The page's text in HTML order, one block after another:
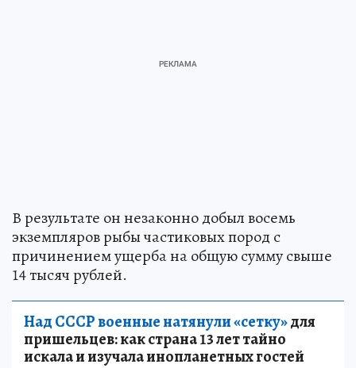
В результате он незаконно добыл восемь
экземпляров рыбы частиковых пород с
причинением ущерба на общую сумму свыше
14 тысяч рублей.
Над СССР военные натянули «сетку»для
пришельцев: как страна 13 лет тайно
искала и изучала инопланетных гостей